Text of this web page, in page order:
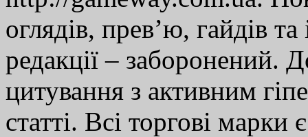
оглядів, прев’ю, гайдів
редакції – заборонений.
цитування з активним
статті. Всі торгові марки